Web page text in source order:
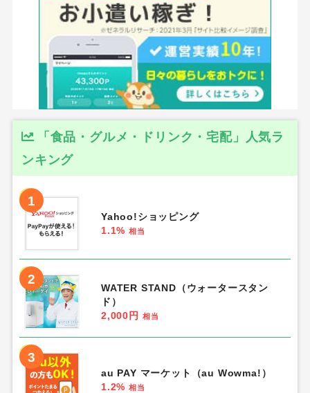
「食品・グルメ・ドリンク・宅配」人気ラ
ンキング
1
Yahoo!ショッピング
1.1% 相当
2
WATER STAND（ウォータースタン
ド）
2,000円
相当
3
au PAY マーケット（au Wowma!）
1.2% 相当